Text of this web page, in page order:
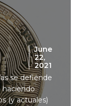
June
22,
2021
se defiende
haciendo
(y actuales)